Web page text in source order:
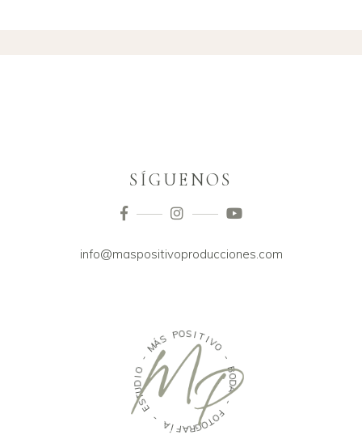
SÍGUENOS
info@maspositivoproducciones.com
- MÁS P
OSIT
I
V
O
-
B
O
D
A
-
F
O
T
O
G
R
F
Í
A
-
E
S
T
UDIO